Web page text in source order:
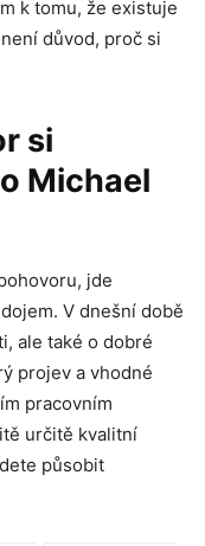
k tomu, že existuje
důvod, proč si
si
Michael
jde
V dnešní době
ale také o dobré
projev a vhodné
pracovním
určitě kvalitní
působit